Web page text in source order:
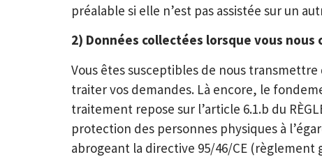
préalable si elle n’est pas assistée sur un
2) Données collectées lorsque vous nous
Vous êtes susceptibles de nous
traiter vos demandes. Là encore, le
traitement repose sur l’article 6.1.b du
protection des personnes physiques à
abrogeant la directive 95/46/CE (règlement